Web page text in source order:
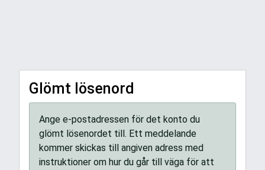
Glömt lösenord
Ange e-postadressen för det konto du
glömt lösenordet till. Ett meddelande
kommer skickas till angiven adress med
instruktioner om hur du går till väga för att